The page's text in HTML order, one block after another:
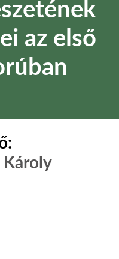
az első
Károly